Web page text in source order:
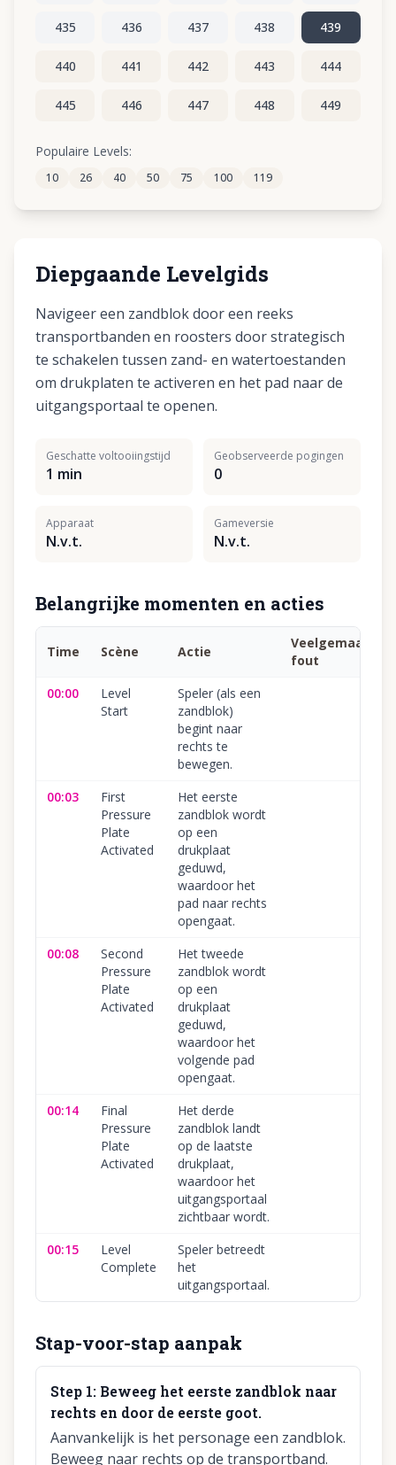
435 436 437 438 439
440 441 442 443 444
445 446 447 448 449
450 451
455 456 457 458
Populaire Levels:
10 26 40 50 75 100 119
Diepgaande Levelgids
Navigeer een zandblok door een reeks
transportbanden en roosters door strategisch
te schakelen tussen zand- en watertoestanden
om drukplaten te activeren en het pad naar de
uitgangsportaal te openen.
Geschatte voltooiingstijd
1 min
Geobserveerde pogingen
0
Apparaat
N.v.t.
Gameversie
N.v.t.
Belangrijke momenten en acties
Time Scène Actie
Veelgemaakte
fout
00:00
Level
Start
Speler (als een
zandblok)
begint naar
rechts te
bewegen.
00:03
First
Pressure
Plate
Activated
Het eerste
zandblok wordt
op een
drukplaat
geduwd,
waardoor het
pad naar rechts
opengaat.
00:08
Second
Pressure
Plate
Activated
Het tweede
zandblok wordt
op een
drukplaat
geduwd,
waardoor het
volgende pad
opengaat.
00:14
Final
Pressure
Plate
Activated
Het derde
zandblok landt
op de laatste
drukplaat,
waardoor het
uitgangsportaal
zichtbaar wordt.
00:15
Level
Complete
Speler betreedt
het
uitgangsportaal.
Stap-voor-stap aanpak
Step 1: Beweeg het eerste zandblok naar
rechts en door de eerste goot.
Aanvankelijk is het personage een zandblok.
Beweeg naar rechts op de transportband.